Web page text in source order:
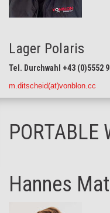
Lager Polaris
Tel. Durchwahl +43 (0)5552
m.ditscheid(at)vonblon.cc
PORTABLE
Hannes